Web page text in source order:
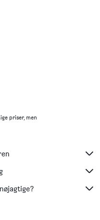
Copenhagen Airport
City
priser, men